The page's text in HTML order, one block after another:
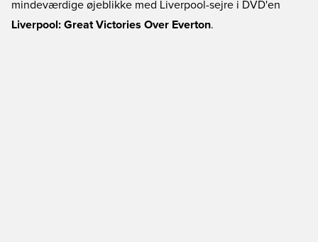
mindeværdige øjeblikke med Liverpool-sejre i DVD'en
Liverpool: Great Victories Over Everton.